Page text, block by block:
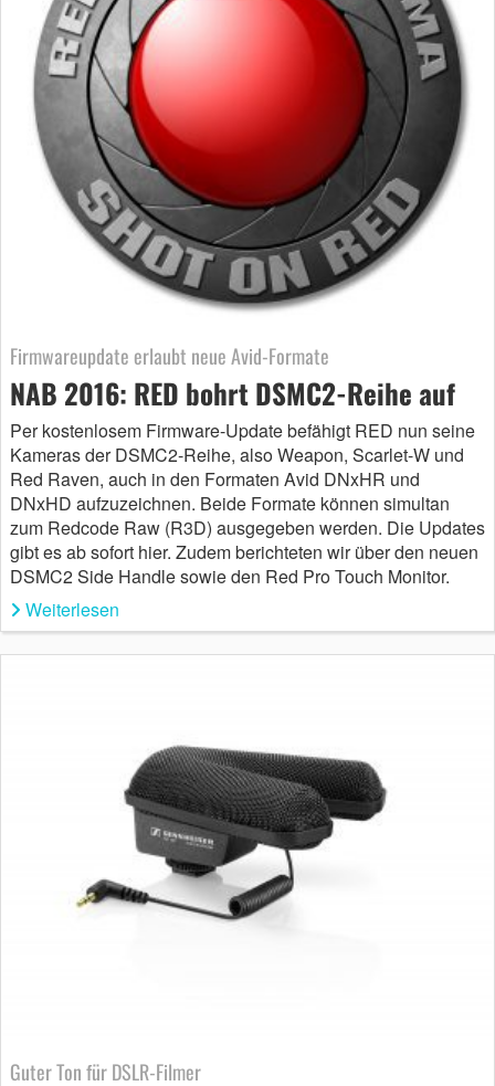
Firmwareupdate erlaubt neue Avid-Formate
NAB 2016: RED bohrt DSMC2-Reihe auf
Per kostenlosem Firmware-Update befähigt RED nun seine
Kameras der DSMC2-Reihe, also Weapon, Scarlet-W und
Red Raven, auch in den Formaten Avid DNxHR und
DNxHD aufzuzeichnen. Beide Formate können simultan
zum Redcode Raw (R3D) ausgegeben werden. Die Updates
gibt es ab sofort hier. Zudem berichteten wir über den neuen
DSMC2 Side Handle sowie den Red Pro Touch Monitor.
Weiterlesen
Guter Ton für DSLR-Filmer